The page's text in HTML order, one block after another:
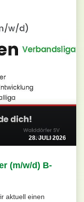
28. JULI 2026
(m/w/d) B-
aktuell einen